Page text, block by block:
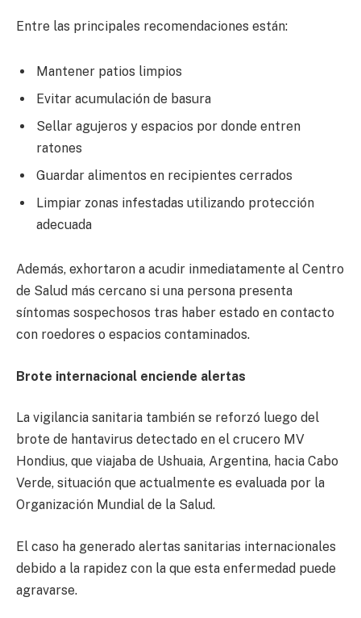
Entre las principales recomendaciones están:
Mantener patios limpios
Evitar acumulación de basura
Sellar agujeros y espacios por donde entren
ratones
Guardar alimentos en recipientes cerrados
Limpiar zonas infestadas utilizando protección
adecuada
Además, exhortaron a acudir inmediatamente al Centro
de Salud más cercano si una persona presenta
síntomas sospechosos tras haber estado en contacto
con roedores o espacios contaminados.
Brote internacional enciende alertas
La vigilancia sanitaria también se reforzó luego del
brote de hantavirus detectado en el crucero MV
Hondius, que viajaba de Ushuaia, Argentina, hacia Cabo
Verde, situación que actualmente es evaluada por la
Organización Mundial de la Salud.
El caso ha generado alertas sanitarias internacionales
debido a la rapidez con la que esta enfermedad puede
agravarse.